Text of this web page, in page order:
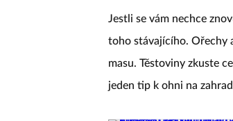
Jestli se vám nechce
toho stávajícího. Ořechy
masu. Těstoviny zkuste
jeden tip k ohni na